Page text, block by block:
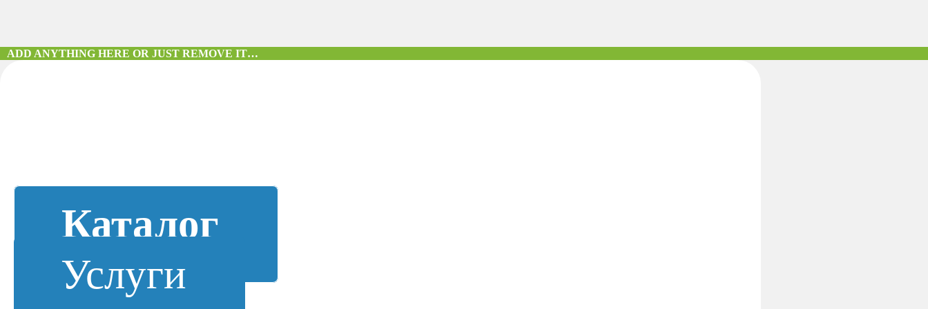
ADD ANYTHING HERE OR JUST REMOVE IT…
Каталог
Услуги